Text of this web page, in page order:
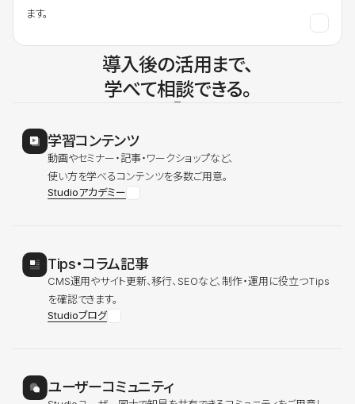
ます。
導入後の活用まで、
学べて相談できる。
学習コンテンツ
動画やセミナー・記事・ワークショップなど、
使い方を学べるコンテンツを多数ご用意。
Studioアカデミー
Tips・コラム記事
CMS運用やサイト更新、移行、SEOなど、制作・運用に役立つTips
を確認できます。
Studioブログ
ユーザーコミュニティ